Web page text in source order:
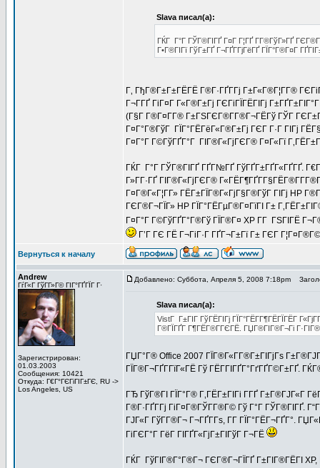
Slava писал(а):
ГЌГ Г°Г ГЎГ®ГІГҐ Г¤Г Г¦ГҐ Г­Г®ГўГ»ГҐ
Г•Г®ГІГї ГўГ±ГҐ Г¬ГҐГ­ГјГёГҐ ГЇГ°Г®Г¤Г
Г‚ ГђГ®Г±Г±ГЁГЁ Г®Г·ГҐГ­Гј Г±Г«Г®Г¦Г­Г®
Г¬Г­ГҐ ГіГ¤Г Г«Г®Г±Гј ГЄГіГЇГЁГІГј
(Г§Г Г®Г¤Г­Г® Г±ГЅГЄГ®Г­Г®Г¬ГЁГў ГЎГ
Г¤Г°Г®ГўГ ГЇГ°ГЁГёГ«Г®Г±Гј ГЄГ Г·Г ГІГј
Г¤Г°Г Г©ГўГҐГ°Г ГІГ®Г«ГјГЄГ® Г¤Г«Гї
ГЌГ Г°Г ГЎГ®ГІГҐ ГҐГ№ГҐ ГўГҐГ±ГҐГ«ГҐГҐ.
Г»Г­Г·ГҐ ГІГ®Г«ГјГЄГ®
Г¤Г®Г«Г¦Г­Г» ГЁГ±ГЇГ®Г«ГјГ§Г®ГўГ ГІГј HP
ГЄГ®Г¬ГЇГ» HP ГЇГ°ГЁГµГ®Г¤ГїГІ Г±
Г¤Г°Г Г©ГўГҐГ°Г®Гў ГЇГ®Г¤ XP Г­Г ГЅГІГЁ
Г’Г ГЄ ГЁ Г¬ГіГ·Г ГҐГ¬Г±Гї Г± ГЄГ
Вернуться к началу
Andrew
ГѓГ«Г ГўГ­Г»Г© ГІГ°ГҐГЇГ Г·
Зарегистрирован:
01.03.2003
Сообщения: 10421
Откуда: Г€Г°ГЄГіГІГ±ГЄ, RU ->
Los Angeles, US
Добавлено: Суббота, Апреля 5, 2008 7:18pm
Slava писал(а):
VistГ Г±ГІГ ГўГЁГІГј ГЇГ°ГЁГ­Г¶ГЁГЇГЁГ
Г®ГЇГҐГ Г¶ГЁГ®Г­ГЄГЁ. ГЏГ®ГІГ®Г¬Гі
ГЏГ°Г® Office 2007 ГЇГ®Г«Г­Г®Г±ГІГјГѕ
ГЇГ®Г¬ГҐГ­ГїГ«ГЁ Гў ГЁГ­ГІГҐГ°ГґГҐГ©Г±ГҐ.
ГЂ ГўГ®ГІ ГЇГ°Г® Г‚ГЁГ±ГІГі Г­ГҐ Г±Г®ГЈГ«Г
Г®Г·ГҐГ­Гј ГіГ¤Г®ГЎГ­Г®Г© Гў Г°Г ГЎГ®ГІГҐ.
ГЈГ«Г ГўГ­Г®Г¬ Г¬ГҐГ­Гѕ, Г­Г ГЇГ°ГЁГ¬ГҐГ°.
ГіГЄГ°Г ГёГ ГІГҐГ«ГјГ±ГІГўГ Г¬ГЁ
ГЌГ ГўГІГ®Г°Г®Г¬ ГЄГ®Г¬ГЇГҐ Г±ГІГ®ГЁГІ